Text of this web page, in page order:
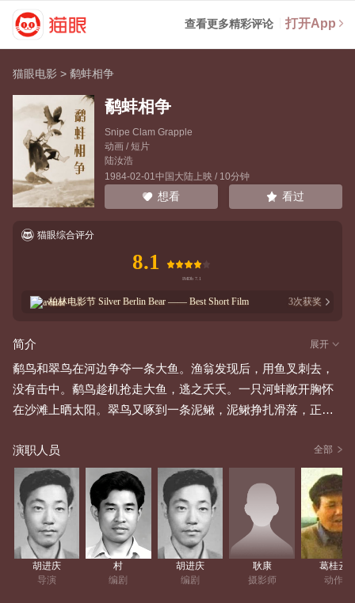
查看更多精彩评论 打开App
猫眼电影 >鹬蚌相争
鹬蚌相争
Snipe Clam Grapple
动画 / 短片
陆汝浩
1984-02-01中国大陆上映 / 10分钟
想看 看过
猫眼综合评分
8.1
柏林电影节 Silver Berlin Bear —— Best Short Film 3次获奖
简介 展开
鹬鸟和翠鸟在河边争夺一条大鱼。渔翁发现后，用鱼叉刺去，
没有击中。鹬鸟趁机抢走大鱼，逃之夭夭。一只河蚌敞开胸怀
在沙滩上晒太阳。翠鸟又啄到一条泥鳅，泥鳅挣扎滑落，正好
飞来赶走翠鸟，欲与河蚌争夺泥鳅。于是，鹬鸟与河蚌在沙滩
上进行了一场智慧与心理的争斗。虽然泥鳅被鹬鸟吞下肚子，
但是它的一条腿被河蚌夹伤了。双方都不肯善罢甘休，斗争又
继续下去。鹬鸟佯装打盹，河蚌慢慢张开两壳，伺机进攻。鹬
鸟出其不意猛然回头啄去，早有准备的河蚌立刻合拢，把鹬鸟
的长喙死死夹住。这时，早已守候在芦苇中的渔翁趁机把它们
一起捕获 。
演职人员 全部
胡进庆
导演
村
编剧
胡进庆
编剧
耿康
摄影师
葛桂云
动作